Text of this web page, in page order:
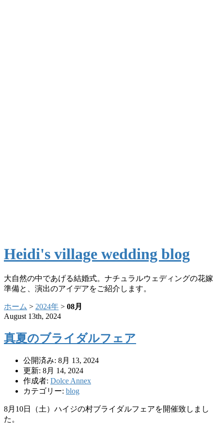
Heidi's village wedding blog
大自然の中であげる結婚式。ナチュラルウェディングの花嫁
準備と、演出のアイデアをご紹介します。
ホーム > 2024年 > 08月
August 13th, 2024
真夏のブライダルフェア
公開済み: 8月 13, 2024
更新: 8月 14, 2024
作成者: Dolce Annex
カテゴリー: blog
8月10日（土）ハイジの村ブライダルフェアを開催致しまし
た。